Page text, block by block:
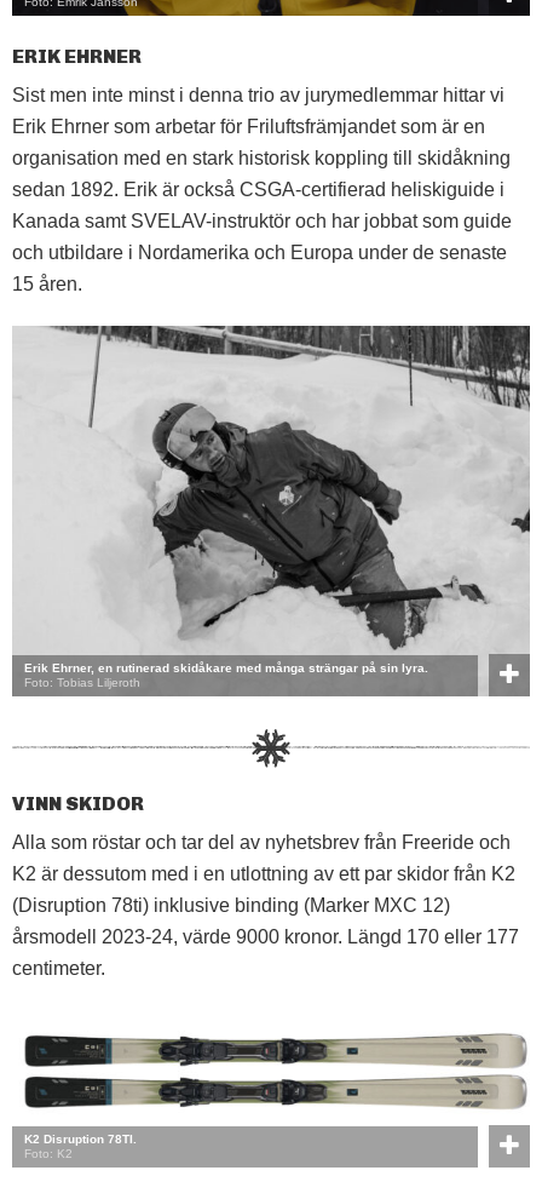
ERIK EHRNER
Sist men inte minst i denna trio av jurymedlemmar hittar vi
Erik Ehrner som arbetar för Friluftsfrämjandet som är en
organisation med en stark historisk koppling till skidåkning
sedan 1892. Erik är också CSGA-certifierad heliskiguide i
Kanada samt SVELAV-instruktör och har jobbat som guide
och utbildare i Nordamerika och Europa under de senaste
15 åren.
Erik Ehrner, en rutinerad skidåkare med många strängar på sin lyra.
Foto: Tobias Liljeroth
VINN SKIDOR
Alla som röstar och tar del av nyhetsbrev från Freeride och
K2 är dessutom med i en utlottning av ett par skidor från K2
(Disruption 78ti) inklusive binding (Marker MXC 12)
årsmodell 2023-24, värde 9000 kronor. Längd 170 eller 177
centimeter.
K2 Disruption 78TI.
Foto: K2